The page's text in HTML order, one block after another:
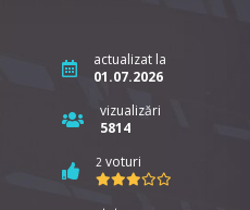
actualizat la
01.07.2026
vizualizări
5814
2 voturi